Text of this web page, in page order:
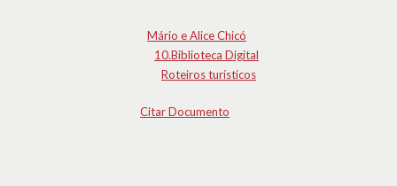
Mário e Alice Chicó
10.Biblioteca Digital
Roteiros turísticos
Citar Documento